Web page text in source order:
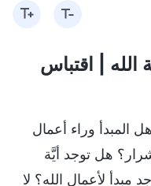
الله | اقتباس
المبدأ وراء أعمال
هل توجد أيَّة
مبدأ لأعمال الله؟ لا